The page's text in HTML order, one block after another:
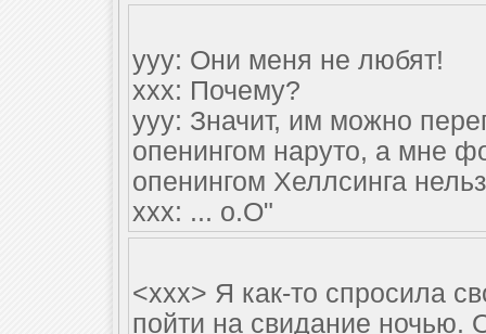
yyy: Они меня не любят!
ххх: Почему?
ууу: Значит, им можно
опенингом наруто, а мне
опенингом Хеллсинга
ххх: ... о.О"
<ххх> Я как-то спросила
пойти на свидание ночью.